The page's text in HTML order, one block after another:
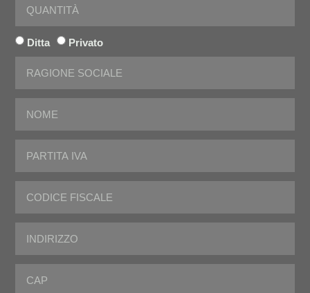
Ditta Privato